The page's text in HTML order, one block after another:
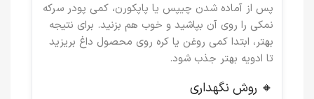
پس از آماده شدن چیپس یا پاپکورن، کمی پودر سرکه
نمکی را روی آن بپاشید و خوب هم بزنید. برای نتیجه
بهتر، ابتدا کمی روغن یا کره روی محصول داغ بریزید
تا ادویه بهتر جذب شود.
🔸 روش نگهداری